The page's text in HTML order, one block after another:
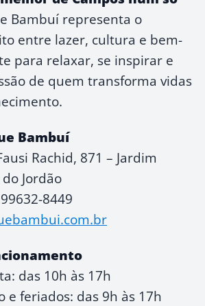
Bambuí representa o
entre lazer, cultura e bem-
para relaxar, se inspirar e
de quem transforma vidas
Bambuí
Rachid, 871 – Jardim
Jordão
8449
das 10h às 17h
e feriados: das 9h às 17h